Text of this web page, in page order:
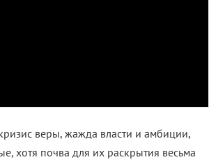
веры, жажда власти и амбиции,
хотя почва для их раскрытия весьма